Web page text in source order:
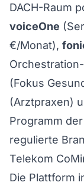
DACH-Raum
voiceOne
€/Monat),
(Fokus
(Arztpraxen)
Programm
regulierte
Telekom
Die Plattform